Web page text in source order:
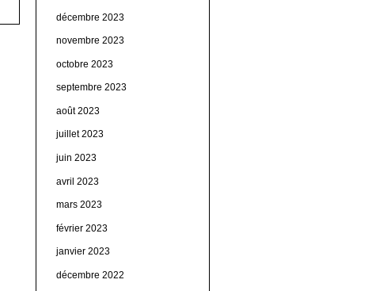
décembre 2023
novembre 2023
octobre 2023
septembre 2023
août 2023
juillet 2023
juin 2023
avril 2023
mars 2023
février 2023
janvier 2023
décembre 2022